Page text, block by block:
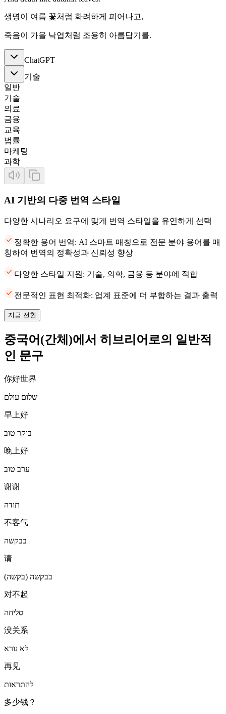
생명이 여름 꽃처럼 화려하게 피어나고,
죽음이 가을 낙엽처럼 조용히 아름답기를.
ChatGPT
기술
일반
기술
의료
금융
교육
법률
마케팅
과학
AI 기반의 다중 번역 스타일
다양한 시나리오 요구에 맞게 번역 스타일을 유연하게 선택
정확한 용어 번역: AI 스마트 매칭으로 전문 분야 용어를 매
칭하여 번역의 정확성과 신뢰성 향상
다양한 스타일 지원: 기술, 의학, 금융 등 분야에 적합
전문적인 표현 최적화: 업계 표준에 더 부합하는 결과 출력
지금 전환
중국어(간체)에서 히브리어로의 일반적
인 문구
你好世界
שלום עולם
早上好
בוקר טוב
晚上好
ערב טוב
谢谢
תודה
不客气
בבקשה
请
בבקשה (בקשה)
对不起
סליחה
没关系
לא נורא
再见
להתראות
多少钱？